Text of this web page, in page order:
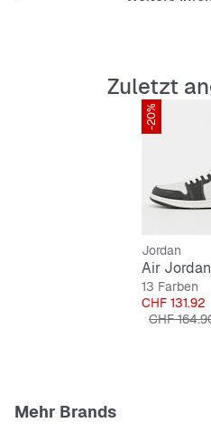
Low-Cut Design für
Perforiertes
Robuste Materialien für
Klassische
Zuletzt
-20%
Jordan
13 Farben
Preis
CHF 131.92
CHF
Mehr Brands